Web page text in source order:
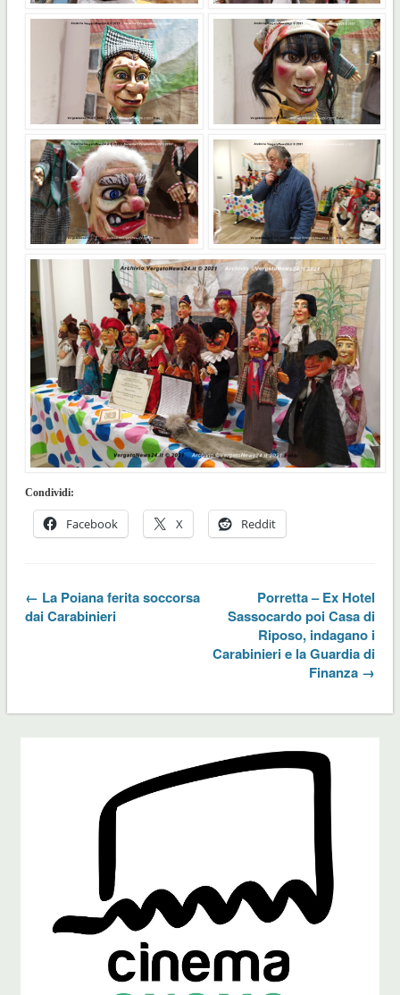
Condividi:
Facebook X Reddit
← La Poiana ferita soccorsa
dai Carabinieri
Porretta – Ex Hotel
Sassocardo poi Casa di
Riposo, indagano i
Carabinieri e la Guardia di
Finanza →